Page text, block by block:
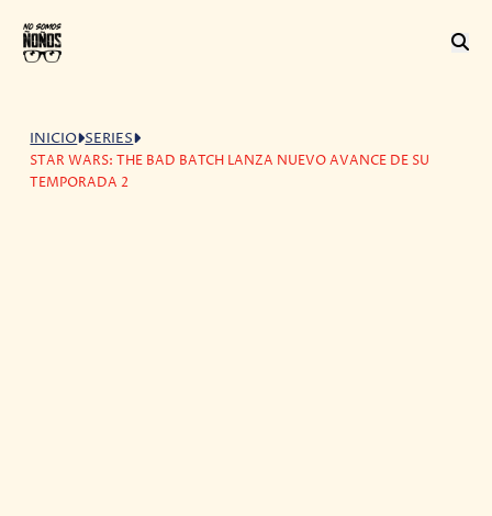
INICIO SERIES
STAR WARS: THE BAD BATCH LANZA NUEVO AVANCE DE SU
TEMPORADA 2